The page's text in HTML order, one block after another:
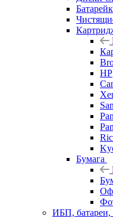
HP
Бумага
ИБП, батареи,